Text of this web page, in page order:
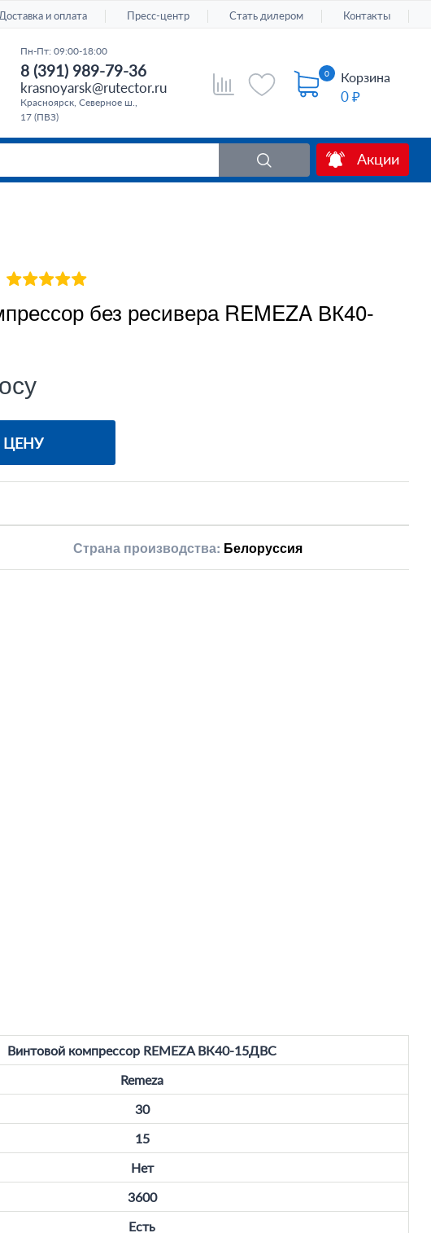
Доставка и оплата Пресс-центр Стать дилером Контакты
0 Корзина
0 ₽
Пн-Пт: 09:00-18:00
8 (391) 989-79-36
krasnoyarsk@rutector.ru
Красноярск, Северное ш.,
17 (ПВЗ)
Акции
без ресивера REMEZA ВК40-
ЦЕНУ
Страна производства: Белоруссия
Винтовой компрессор REMEZA ВК40-15ДВС
Remeza
30
15
Нет
3600
Есть